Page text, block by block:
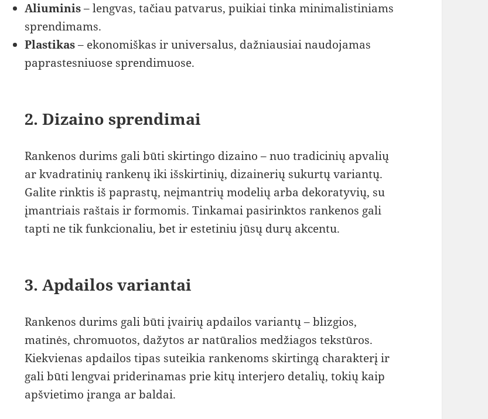
Aliuminis– lengvas, tačiau patvarus, puikiai tinka minimalistiniams
sprendimams.
Plastikas– ekonomiškas ir universalus, dažniausiai naudojamas
paprastesniuose sprendimuose.
2.Dizaino sprendimai
Rankenos durims gali būti skirtingo dizaino – nuo tradicinių apvalių
ar kvadratinių rankenų iki išskirtinių, dizainerių sukurtų variantų.
Galite rinktis iš paprastų, neįmantrių modelių arba dekoratyvių, su
įmantriais raštais ir formomis. Tinkamai pasirinktos rankenos gali
tapti ne tik funkcionaliu, bet ir estetiniu jūsų durų akcentu.
3.Apdailos variantai
Rankenos durims gali būti įvairių apdailos variantų – blizgios,
matinės, chromuotos, dažytos ar natūralios medžiagos tekstūros.
Kiekvienas apdailos tipas suteikia rankenoms skirtingą charakterį ir
gali būti lengvai priderinamas prie kitų interjero detalių, tokių kaip
apšvietimo įranga ar baldai.